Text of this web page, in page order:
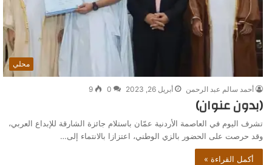
محلي
أحمد سالم عبد الرحمن أبريل 26, 2023 0
9
(بدون عنوان)
تشرف اليوم في العاصمة الأردنية عمّان باستلام جائزة الشارقة للإبداع العربي،
وقد حرصت على الحضور بالزي الوطني، اعتزازا بالانتماء إلى…
أكمل القراءة »